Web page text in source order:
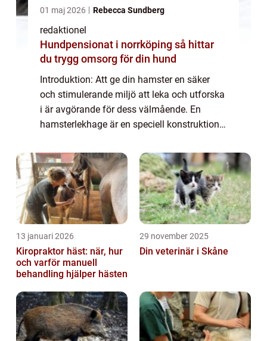
01 maj 2026 Rebecca Sundberg
redaktionel
Hundpensionat i norrköping så hittar
du trygg omsorg för din hund
Introduktion: Att ge din hamster en säker
och stimulerande miljö att leka och utforska
i är avgörande för dess välmående. En
hamsterlekhage är en speciell konstruktion
utrymme för att sträcka ut sig, leka oc...
13 januari 2026
Kiropraktor häst: när, hur
och varför manuell
behandling hjälper hästen
29 november 2025
Din veterinär i Skåne